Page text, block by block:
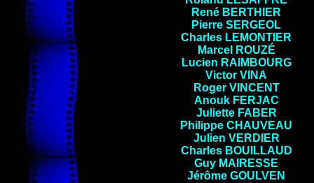
René BERTHIER
Pierre SERGEOL
Charles LEMONTIER
Marcel
ROUZÉ
Lucien RAIMBOURG
Victor VINA
Roger VINCENT
Anouk FERJAC
Juliette FABER
Philippe CHAUVEAU
Julien VERDIER
Charles BOUILLAUD
Guy MAIRESSE
Jérôme GOULVEN